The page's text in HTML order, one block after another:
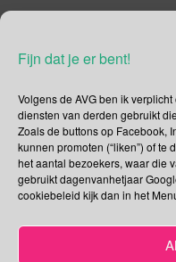
Fijn dat je er bent!
Volgens de AVG ben ik
diensten van derden gebruikt
Zoals de buttons op Facebook,
kunnen promoten (“liken”) of te
het aantal bezoekers, waar die
gebruikt dagenvanhetjaar
cookiebeleid kijk dan in het
Social Media
Je kunt me volgen